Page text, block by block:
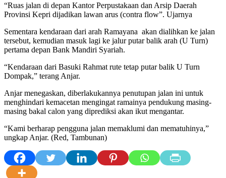
“Ruas jalan di depan Kantor Perpustakaan dan Arsip Daerah
Provinsi Kepri dijadikan lawan arus (contra flow”. Ujarnya
Sementara kendaraan dari arah Ramayana akan dialihkan ke jalan
tersebut, kemudian masuk lagi ke jalur putar balik arah (U Turn)
pertama depan Bank Mandiri Syariah.
“Kendaraan dari Basuki Rahmat rute tetap putar balik U Turn
Dompak,” terang Anjar.
Anjar menegaskan, diberlakukannya penutupan jalan ini untuk
menghindari kemacetan mengingat ramainya pendukung masing-
masing bakal calon yang diprediksi akan ikut mengantar.
“Kami berharap pengguna jalan memaklumi dan mematuhinya,”
ungkap Anjar. (Red, Tambunan)